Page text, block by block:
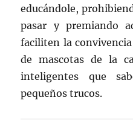
educándole,
pasar y premiando
faciliten la
de mascotas de la
inteligentes que
pequeños trucos.